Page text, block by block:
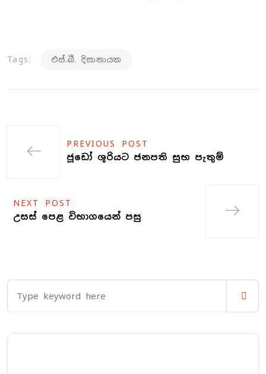
Tags: එස්.බී. දිසානායක
PREVIOUS POST
ජූඩෝ ශූරියට ජනපති සුභ පැතුම්
NEXT POST
උසස් පෙළ විභාගයෙන් පසු